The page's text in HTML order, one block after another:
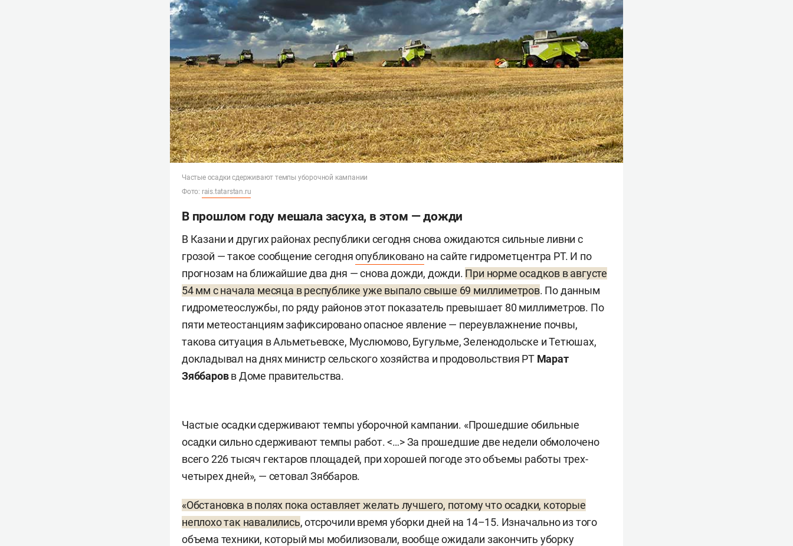
Частые осадки сдерживают темпы уборочной кампании
Фото: rais.tatarstan.ru
В прошлом году мешала засуха, в этом — дожди
В Казани и других районах республики сегодня снова ожидаются сильные ливни с
грозой — такое сообщение сегодняопубликовано на сайте гидрометцентра РТ. И по
прогнозам на ближайшие два дня — снова дожди, дожди. При норме осадков в августе
54 мм с начала месяца в республике уже выпало свыше 69 миллиметров. По данным
гидрометеослужбы, по ряду районов этот показатель превышает 80 миллиметров. По
пяти метеостанциям зафиксировано опасное явление — переувлажнение почвы,
такова ситуация в Альметьевске, Муслюмово, Бугульме, Зеленодольске и Тетюшах,
докладывал на днях министр сельского хозяйства и продовольствия РТ Марат
Зяббаровв Доме правительства.
Частые осадки сдерживают темпы уборочной кампании. «Прошедшие обильные
осадки сильно сдерживают темпы работ. <…> За прошедшие две недели обмолочено
всего 226 тысяч гектаров площадей, при хорошей погоде это объемы работы трех-
четырех дней», — сетовал Зяббаров.
«Обстановка в полях пока оставляет желать лучшего, потому что осадки, которые
неплохо так навалились, отсрочили время уборки дней на 14–15. Изначально из того
объема техники, который мы мобилизовали, вообще ожидали закончить уборку